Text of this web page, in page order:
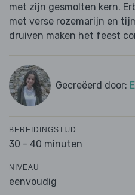
met zijn gesmolten kern.
met verse rozemarijn en
druiven maken het feest
Gecreëerd door:
BEREIDINGSTIJD
30 - 40 minuten
NIVEAU
eenvoudig